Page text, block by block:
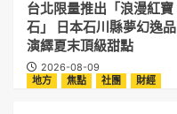
台北限量推出「浪漫紅寶
石」 日本石川縣夢幻逸品
演繹夏末頂級甜點
2026-08-09
地方 焦點 社團 財經